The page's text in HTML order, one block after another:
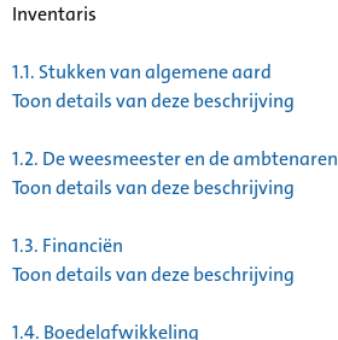
Inventaris
1.1. Stukken van algemene aard
Toon details van deze beschrijving
1.2. De weesmeester en de ambtenaren
Toon details van deze beschrijving
1.3. Financiën
Toon details van deze beschrijving
1.4. Boedelafwikkeling